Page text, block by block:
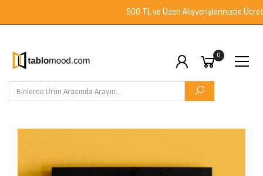
500 TL ve Üzeri Alışverişlerinizde Ücretsiz
0